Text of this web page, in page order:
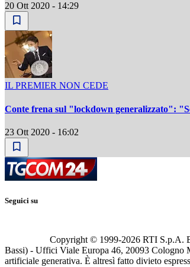
20 Ott 2020 - 14:29
IL PREMIER NON CEDE
Conte frena sul "lockdown generalizzato":
23 Ott 2020 - 16:02
Seguici su
Copyright © 1999-2026 RTI S.p.A.
Bassi) - Uffici Viale Europa 46, 20093 Cologno
artificiale generativa. È altresì fatto divieto